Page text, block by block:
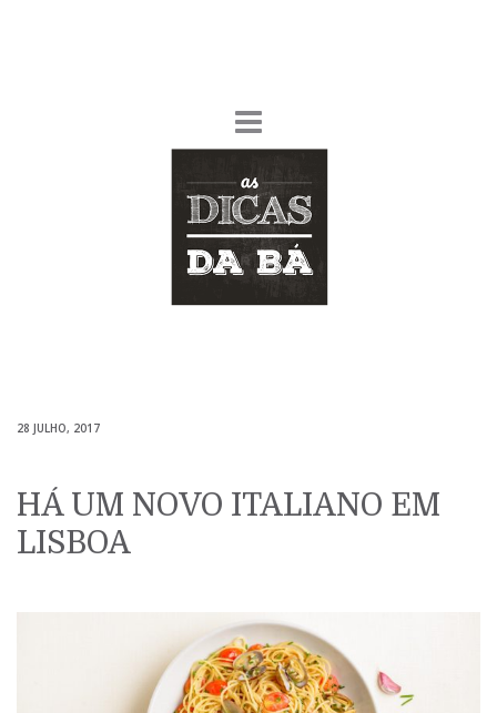
28 JULHO, 2017
HÁ UM NOVO ITALIANO EM
LISBOA